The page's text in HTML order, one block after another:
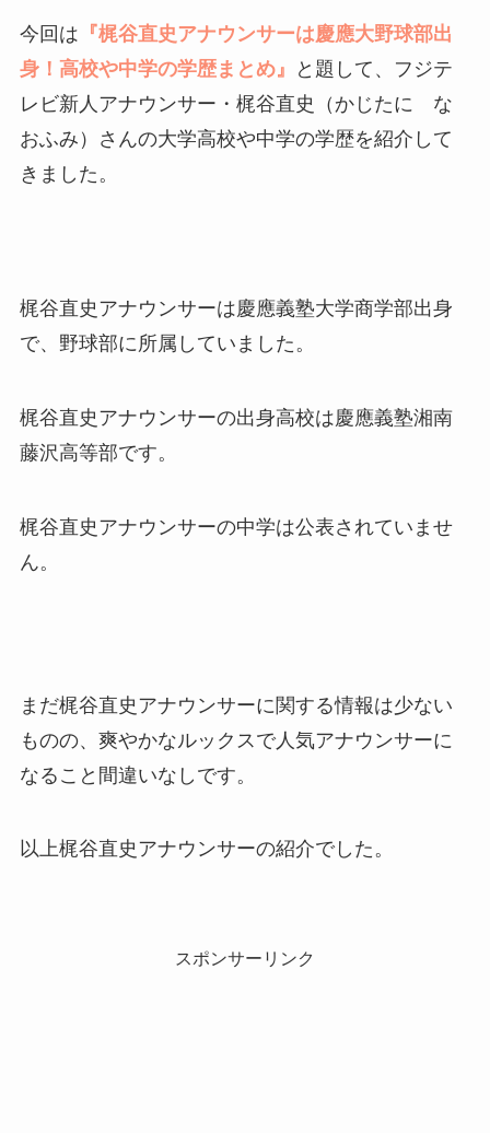
今回は 『梶谷直史アナウンサーは慶應大野球部出
身！高校や中学の学歴まとめ』
と題して、フジテ
レビ新人アナウンサー・梶谷直史（かじたに な
おふみ）さんの大学高校や中学の学歴を紹介して
きました。
梶谷直史アナウンサーは慶應義塾大学商学部出身
で、野球部に所属していました。
梶谷直史アナウンサーの出身高校は慶應義塾湘南
藤沢高等部です。
梶谷直史アナウンサーの中学は公表されていませ
ん。
まだ梶谷直史アナウンサーに関する情報は少ない
ものの、爽やかなルックスで人気アナウンサーに
なること間違いなしです。
以上梶谷直史アナウンサーの紹介でした。
スポンサーリンク